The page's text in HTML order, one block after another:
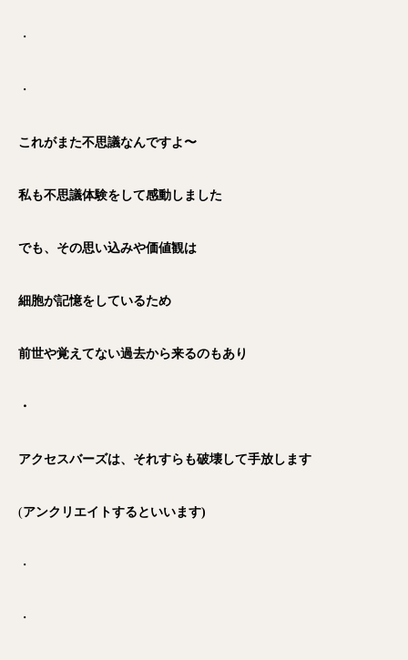
・
・
これがまた不思議なんですよ〜
私も不思議体験をして感動しました
でも、その思い込みや価値観は
細胞が記憶をしているため
前世や覚えてない過去から来るのもあり
・
アクセスバーズは、それすらも破壊して手放します
(アンクリエイトするといいます)
・
・